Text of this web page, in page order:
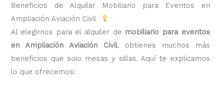
Beneficios de Alquilar Mobiliario para Eventos en
Ampliación Aviación Civil
Al elegirnos para el alquiler de mobiliario para eventos
en Ampliación Aviación Civil, obtienes muchos más
beneficios que solo mesas y sillas. Aquí te explicamos
lo que ofrecemos: